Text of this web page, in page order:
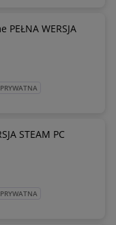
PEŁNA WERSJA
STEAM PC